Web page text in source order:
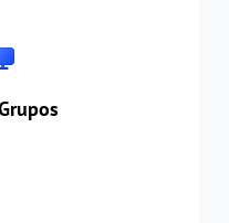
y grupos locales en
Home, para
aplicaciones y